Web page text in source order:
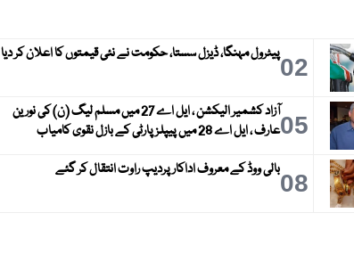
02پیٹرول مہنگا، ڈیزل سستا، حکومت نے نئی قیمتوں کا اعلان کر دیا
05
آزاد کشمیر الیکشن ، ایل اے 27 میں مسلم لیگ (ن) کی نورین
عارف ، ایل اے 28 میں پیپلز پارٹی کے بازل نقوی کامیاب
08بالی ووڈ کے معروف اداکار پردیپ راوت انتقال کر گئے